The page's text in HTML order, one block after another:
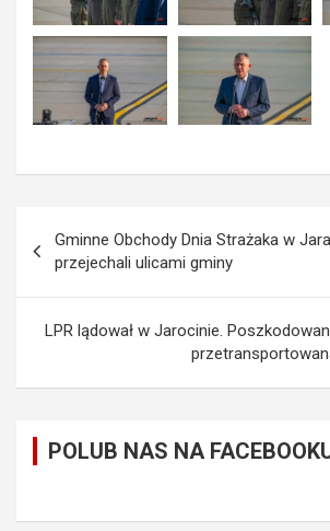
wpisu
Gminne Obchody Dnia Strażaka w
przejechali ulicami gminy
LPR lądował w Jarocinie.
POLUB NAS NA